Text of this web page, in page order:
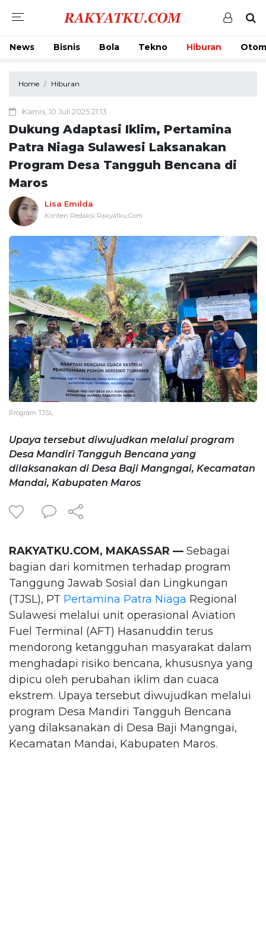
News Bisnis Bola Tekno Hiburan
Home Hiburan
Kamis, 10 Juli 2025 21:13
Dukung Adaptasi Iklim, Pertamina
Patra Niaga Sulawesi Laksanakan
Program Desa Tangguh Bencana di
Maros
Lisa Emilda
Konten Redaksi Rakyatku.Com
Program TJSL
Upaya tersebut diwujudkan melalui program
Desa Mandiri Tangguh Bencana yang
dilaksanakan di Desa Baji Mangngai, Kecamatan
Mandai, Kabupaten Maros
RAKYATKU.COM, MAKASSAR — Sebagai
bagian dari komitmen terhadap program
Tanggung Jawab Sosial dan Lingkungan
(TJSL), PT Pertamina Patra Niaga Regional
Sulawesi melalui unit operasional Aviation
Fuel Terminal (AFT) Hasanuddin terus
mendorong ketangguhan masyarakat dalam
menghadapi risiko bencana, khususnya yang
dipicu oleh perubahan iklim dan cuaca
ekstrem. Upaya tersebut diwujudkan melalui
program Desa Mandiri Tangguh Bencana
yang dilaksanakan di Desa Baji Mangngai,
Kecamatan Mandai, Kabupaten Maros.